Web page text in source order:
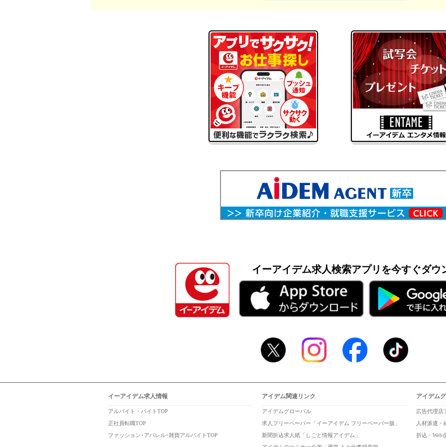
イーアイデム求人検索アプリを今すぐダウ
イーアイデム求人情報
アルバイト・バイトTOP
正社員転職TOP
ファッション･アパレル･雑貨アルバイトTOP
アイデム関連リンク
アイデムグローバル
求人フリーペーパー「イーアイデム フリーペーパー版」
新聞折込求人紙「しごと情報アイデム」
アイデム
広告代理店
人材派遣
折込・Web